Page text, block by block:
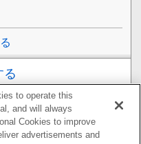
る
to operate this
and will always
Cookies to improve
advertisements and